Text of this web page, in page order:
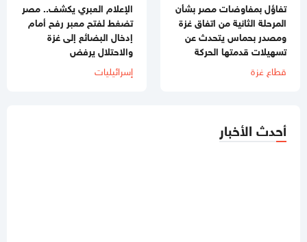
تفاؤل بمفاوضات مصر بشأن
المرحلة الثانية من اتفاق غزة
ومصدر بحماس يتحدث عن
تسهيلات قدمتها الحركة
قطاع غزة
الإعلام العبري يكشف.. مصر
تضغط لفتح معبر رفح أمام
إدخال البضائع إلى غزة
والاحتلال يرفض
إسرائيليات
أحدث الأخبار